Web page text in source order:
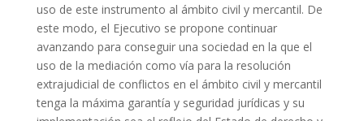
uso de este instrumento al ámbito civil y mercantil. De
este modo, el Ejecutivo se propone continuar
avanzando para conseguir una sociedad en la que el
uso de la mediación como vía para la resolución
extrajudicial de conflictos en el ámbito civil y mercantil
tenga la máxima garantía y seguridad jurídicas y su